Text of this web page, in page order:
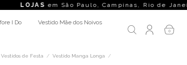
Paulo, Campinas, Rio de Janeiro, Belo
I Do Vestido Mãe dos Noivos
0
Vestidos de Festa / Vestido Manga Longa /